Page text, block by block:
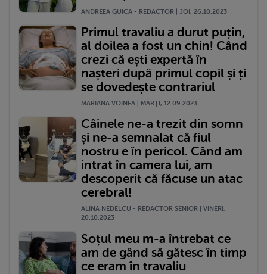
ANDREEA GUICA - REDACTOR | JOI, 26.10.2023
Primul travaliu a durut puțin,
al doilea a fost un chin! Când
crezi că ești expertă în
nașteri după primul copil și ți
se dovedește contrariul
MARIANA VOINEA | MARŢI, 12.09.2023
Câinele ne-a trezit din somn
și ne-a semnalat că fiul
nostru e în pericol. Când am
intrat în camera lui, am
descoperit că făcuse un atac
cerebral!
ALINA NEDELCU - REDACTOR SENIOR | VINERI,
20.10.2023
Soțul meu m-a întrebat ce
am de gând să gătesc în timp
ce eram în travaliu